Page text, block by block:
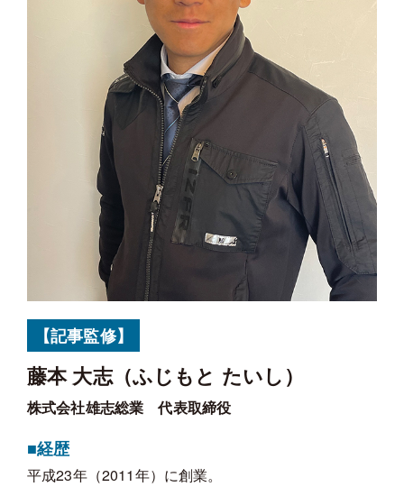
【記事監修】
藤本 大志（ふじもと たいし）
株式会社雄志総業 代表取締役
■経歴
平成23年（2011年）に創業。